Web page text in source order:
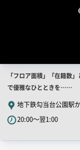
店
舗
PR
キ
ャ
「フロア面積」「在籍数
で優雅なひとときを……
地下鉄勾当台公園駅
20:00～翌1:00